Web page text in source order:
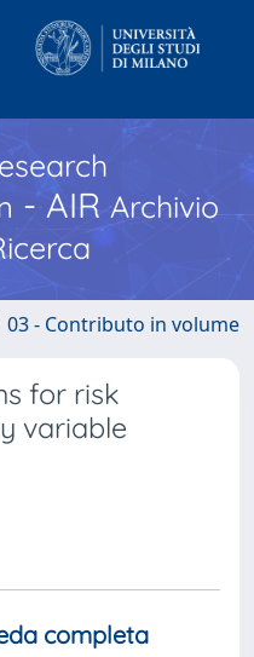
- AIR Archivio
03 - Contributo in volume
for risk
variable
completa